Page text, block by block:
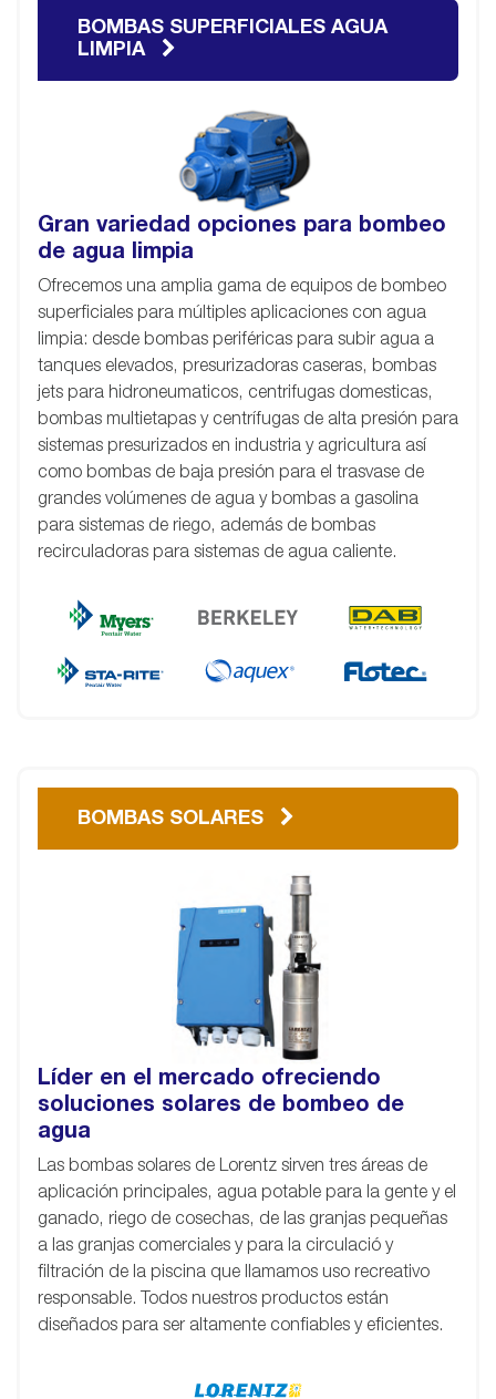
BOMBAS SUPERFICIALES AGUA
LIMPIA
Gran variedad opciones para bombeo
de agua limpia
Ofrecemos una amplia gama de equipos de bombeo
superficiales para múltiples aplicaciones con agua
limpia: desde bombas periféricas para subir agua a
tanques elevados, presurizadoras caseras, bombas
jets para hidroneumaticos, centrifugas domesticas,
bombas multietapas y centrífugas de alta presión para
sistemas presurizados en industria y agricultura así
como bombas de baja presión para el trasvase de
grandes volúmenes de agua y bombas a gasolina
para sistemas de riego, además de bombas
recirculadoras para sistemas de agua caliente.
BOMBAS SOLARES
Líder en el mercado ofreciendo
soluciones solares de bombeo de
agua
Las bombas solares de Lorentz sirven tres áreas de
aplicación principales, agua potable para la gente y el
ganado, riego de cosechas, de las granjas pequeñas
a las granjas comerciales y para la circulació y
filtración de la piscina que llamamos uso recreativo
responsable. Todos nuestros productos están
diseñados para ser altamente confiables y eficientes.